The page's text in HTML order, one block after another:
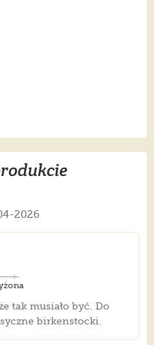
2026
tak musiało być. Do
birkenstocki.